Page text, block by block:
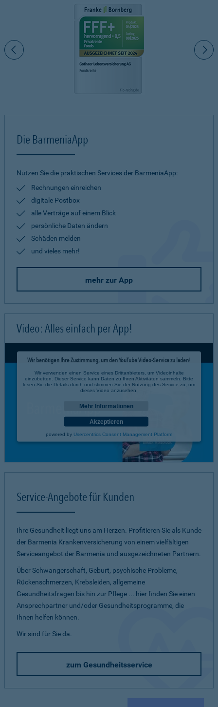
Die BarmeniaApp
Nutzen Sie die praktischen Services der BarmeniaApp:
Rechnungen einreichen
digitale Postbox
alle Verträge auf einem Blick
persönliche Daten ändern
Schäden melden
und vieles mehr!
mehr zur App
Video: Alles einfach per App!
Wir benötigen Ihre Zustimmung, um den YouTube Video-Service zu laden!
Wir verwenden einen Service eines Drittanbieters, um Videoinhalte
einzubetten. Dieser Service kann Daten zu Ihren Aktivitäten sammeln. Bitte
lesen Sie die Details durch und stimmen Sie der Nutzung des Service zu, um
dieses Video anzusehen.
Mehr Informationen
Akzeptieren
powered by Usercentrics Consent Management Platform
Service-Angebote für Kunden
Ihre Gesundheit liegt uns am Herzen. Profitieren Sie als Kunde
der Barmenia Krankenversicherung von einem vielfältigen
Serviceangebot der Barmenia und ausgezeichneten Partnern.
Über Schwangerschaft, Geburt, psychische Probleme,
Rückenschmerzen, Krebsleiden, allgemeine
Gesundheitsfragen bis hin zur Pflege ... hier finden Sie einen
Ansprechpartner und/oder Gesundheitsprogramme, die
Ihnen helfen können.
Wir sind für Sie da.
zum Gesundheitsservice